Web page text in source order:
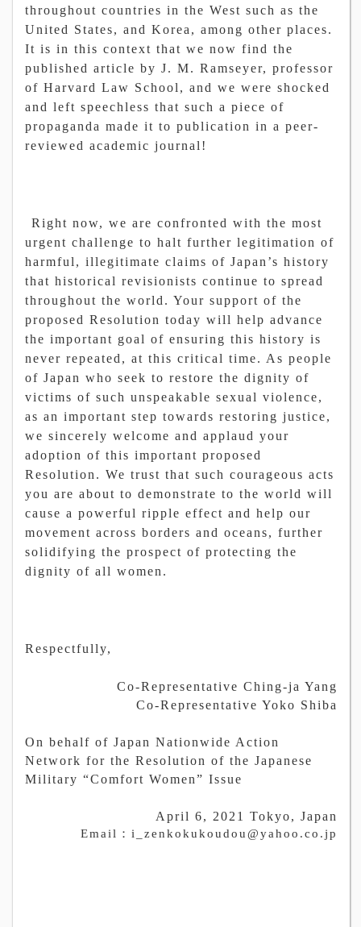
throughout countries in the West such as the
United States, and Korea, among other places.
It is in this context that we now find the
published article by J. M. Ramseyer, professor
of Harvard Law School, and we were shocked
and left speechless that such a piece of
propaganda made it to publication in a peer-
reviewed academic journal!
Right now, we are confronted with the most
urgent challenge to halt further legitimation of
harmful, illegitimate claims of Japan’s history
that historical revisionists continue to spread
throughout the world. Your support of the
proposed Resolution today will help advance
the important goal of ensuring this history is
never repeated, at this critical time. As people
of Japan who seek to restore the dignity of
victims of such unspeakable sexual violence,
as an important step towards restoring justice,
we sincerely welcome and applaud your
adoption of this important proposed
Resolution. We trust that such courageous acts
you are about to demonstrate to the world will
cause a powerful ripple effect and help our
movement across borders and oceans, further
solidifying the prospect of protecting the
dignity of all women.
Respectfully,
Co-Representative Ching-ja Yang
Co-Representative Yoko Shiba
On behalf of Japan Nationwide Action
Network for the Resolution of the Japanese
Military “Comfort Women” Issue
April 6, 2021 Tokyo, Japan
Email ： i_zenkokukoudou@yahoo.co.jp